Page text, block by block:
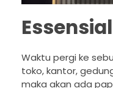
Waktu pergi ke
toko, kantor,
maka akan ada